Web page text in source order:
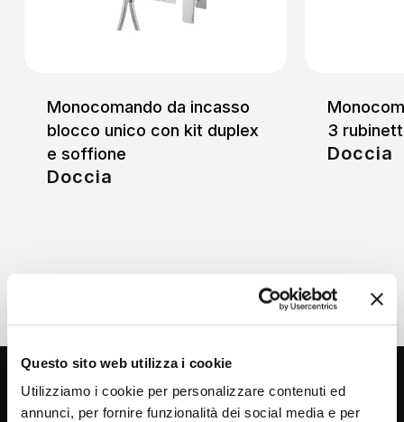
Questo sito web utilizza i cookie
Utilizziamo i cookie per personalizzare contenuti ed
annunci, per fornire funzionalità dei social media e per
Monocomando da incasso
blocco unico con kit duplex
e soffione
Doccia
3
Doccia